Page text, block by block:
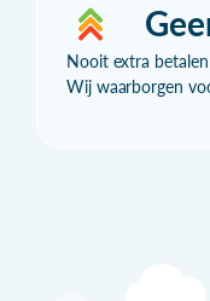
Nooit extra
Wij waarborgen